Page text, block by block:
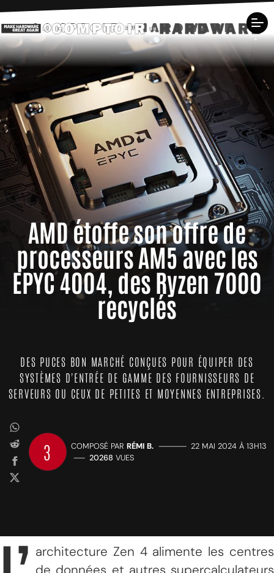
AMD étoffe son offre de
processeurs AM5 avec les
EPYC 4004, des Ryzen 7000
recyclés
DES PUCES BON MARCHÉ CONÇUES POUR ÉQUIPER DES
SYSTÈMES D'ENTRÉE DE GAMME DES FOURNISSEURS DE
SERVEURS OU CEUX DE PETITES ET MOYENNES ENTREPRISES.
3 COMPOSÉ PAR RÉMI B. ————— 22 MAI 2024 À 13H13
—— 20268 VUES
architecture Zen 4 alimente les centres
de données et autres supercalculateurs